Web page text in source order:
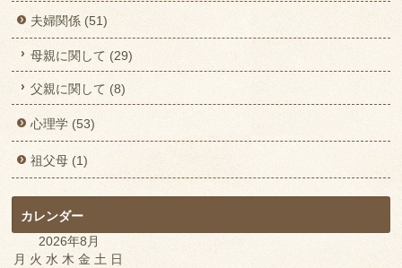
夫婦関係 (51)
母親に関して (29)
父親に関して (8)
心理学 (53)
祖父母 (1)
カレンダー
2026年8月
月 火 水 木 金 土 日